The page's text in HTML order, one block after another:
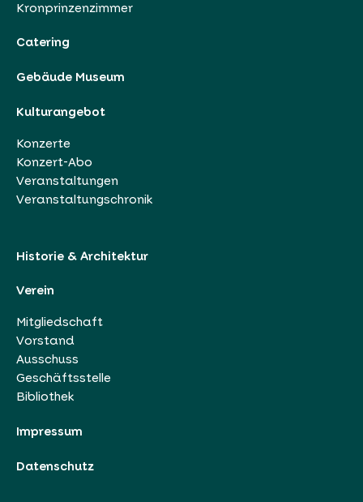
Kronprinzenzimmer
Catering
Gebäude Museum
Kulturangebot
Konzerte
Konzert-Abo
Veranstaltungen
Veranstaltungschronik
Historie & Architektur
Verein
Mitgliedschaft
Vorstand
Ausschuss
Geschäftsstelle
Bibliothek
Impressum
Datenschutz